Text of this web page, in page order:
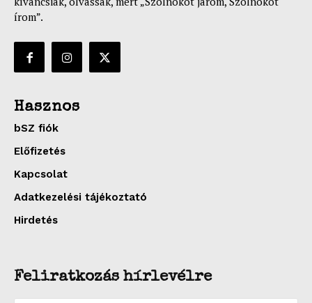
írom”.
Hasznos
bSZ fiók
Előfizetés
Kapcsolat
Adatkezelési tájékoztató
Hirdetés
Feliratkozás hírlevélre